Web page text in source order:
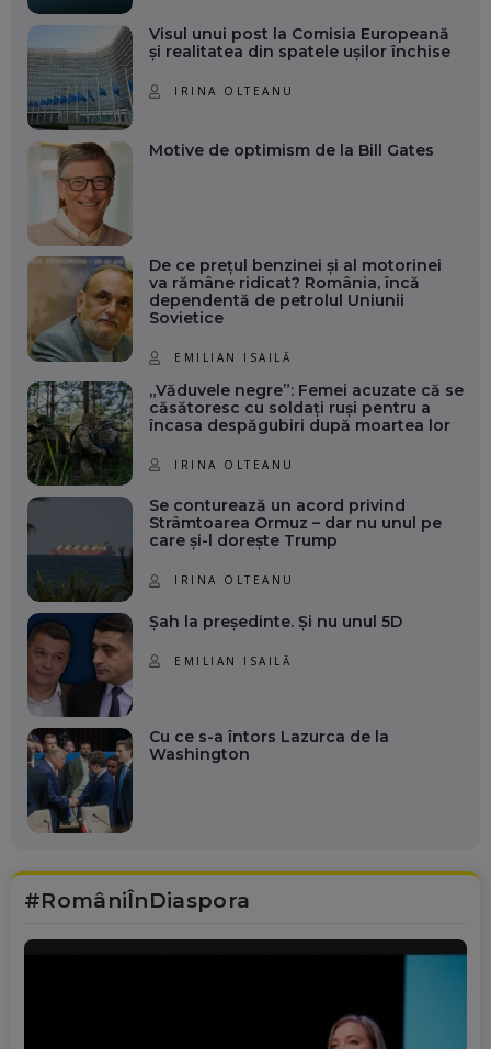
Visul unui post la Comisia Europeană
și realitatea din spatele ușilor închise
IRINA OLTEANU
Motive de optimism de la Bill Gates
De ce prețul benzinei și al motorinei
va rămâne ridicat? România, încă
dependentă de petrolul Uniunii
Sovietice
EMILIAN ISAILĂ
„Văduvele negre”: Femei acuzate că se
căsătoresc cu soldați ruși pentru a
încasa despăgubiri după moartea lor
IRINA OLTEANU
Se conturează un acord privind
Strâmtoarea Ormuz – dar nu unul pe
care și-l dorește Trump
IRINA OLTEANU
Șah la președinte. Și nu unul 5D
EMILIAN ISAILĂ
Cu ce s-a întors Lazurca de la
Washington
#RomâniÎnDiaspora